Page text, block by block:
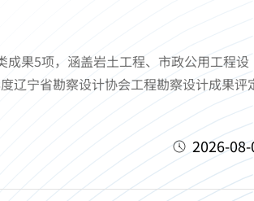
果5项，涵盖岩土工程、市政公用工程设
宁省勘察设计协会工程勘察设计成果评
2026-